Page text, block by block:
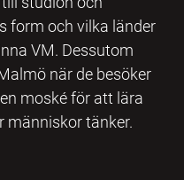
form och vilka länder
VM. Dessutom
när de besöker
moské för att lära
människor tänker.